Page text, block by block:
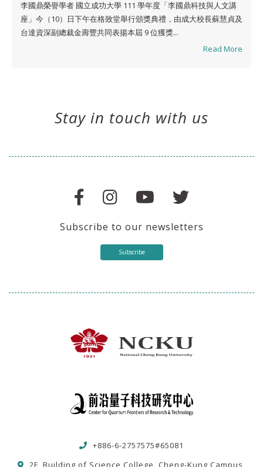
李國鼎榮譽學者 國立成功大學 111 學年度「李國鼎科技與人文講
座」今（10）日下午在格致堂舉行頒獎典禮，由成大校長蘇慧貞及
台達資深副總裁金壽豐共同表揚本屆 9 位獲獎...
Read More
Stay in touch with us
Subscribe to our newsletters
Subscribe
+886-6-2757575#65081
2F, Building of Science College, Cheng-Kung Campus,